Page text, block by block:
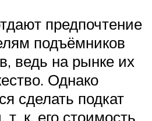
предпочтение
подъёмников
ведь на рынке их
Однако
сделать подкат
к. его стоимость